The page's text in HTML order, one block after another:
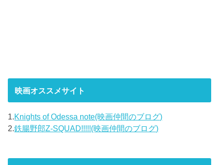
映画オススメサイト
1. Knights of Odessa note(映画仲間のブログ)
2.鉄腸野郎Z-SQUAD!!!!!(映画仲間のブログ)